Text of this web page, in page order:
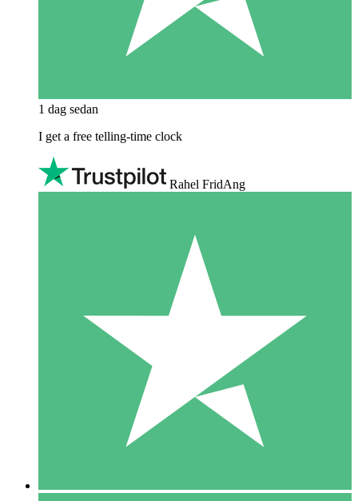
1 dag sedan
I get a free telling-time clock
Rahel FridAng